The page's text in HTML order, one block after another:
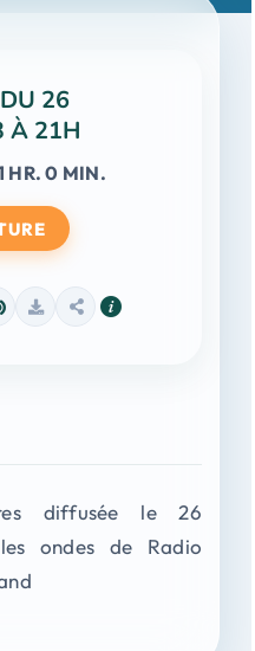
26
À 21H
HR. 0 MIN.
diffusée le 26
ondes de Radio